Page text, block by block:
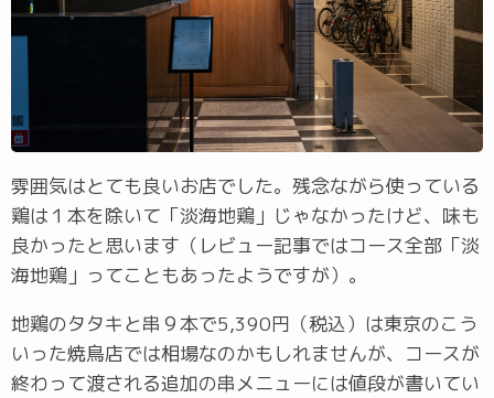
雰囲気はとても良いお店でした。残念ながら使っている
鶏は１本を除いて「淡海地鶏」じゃなかったけど、味も
良かったと思います（レビュー記事ではコース全部「淡
海地鶏」ってこともあったようですが）。
地鶏のタタキと串９本で5,390円（税込）は東京のこう
いった焼鳥店では相場なのかもしれませんが、コースが
終わって渡される追加の串メニューには値段が書いてい